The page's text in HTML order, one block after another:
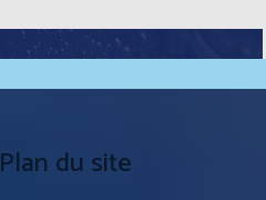
Plan du site